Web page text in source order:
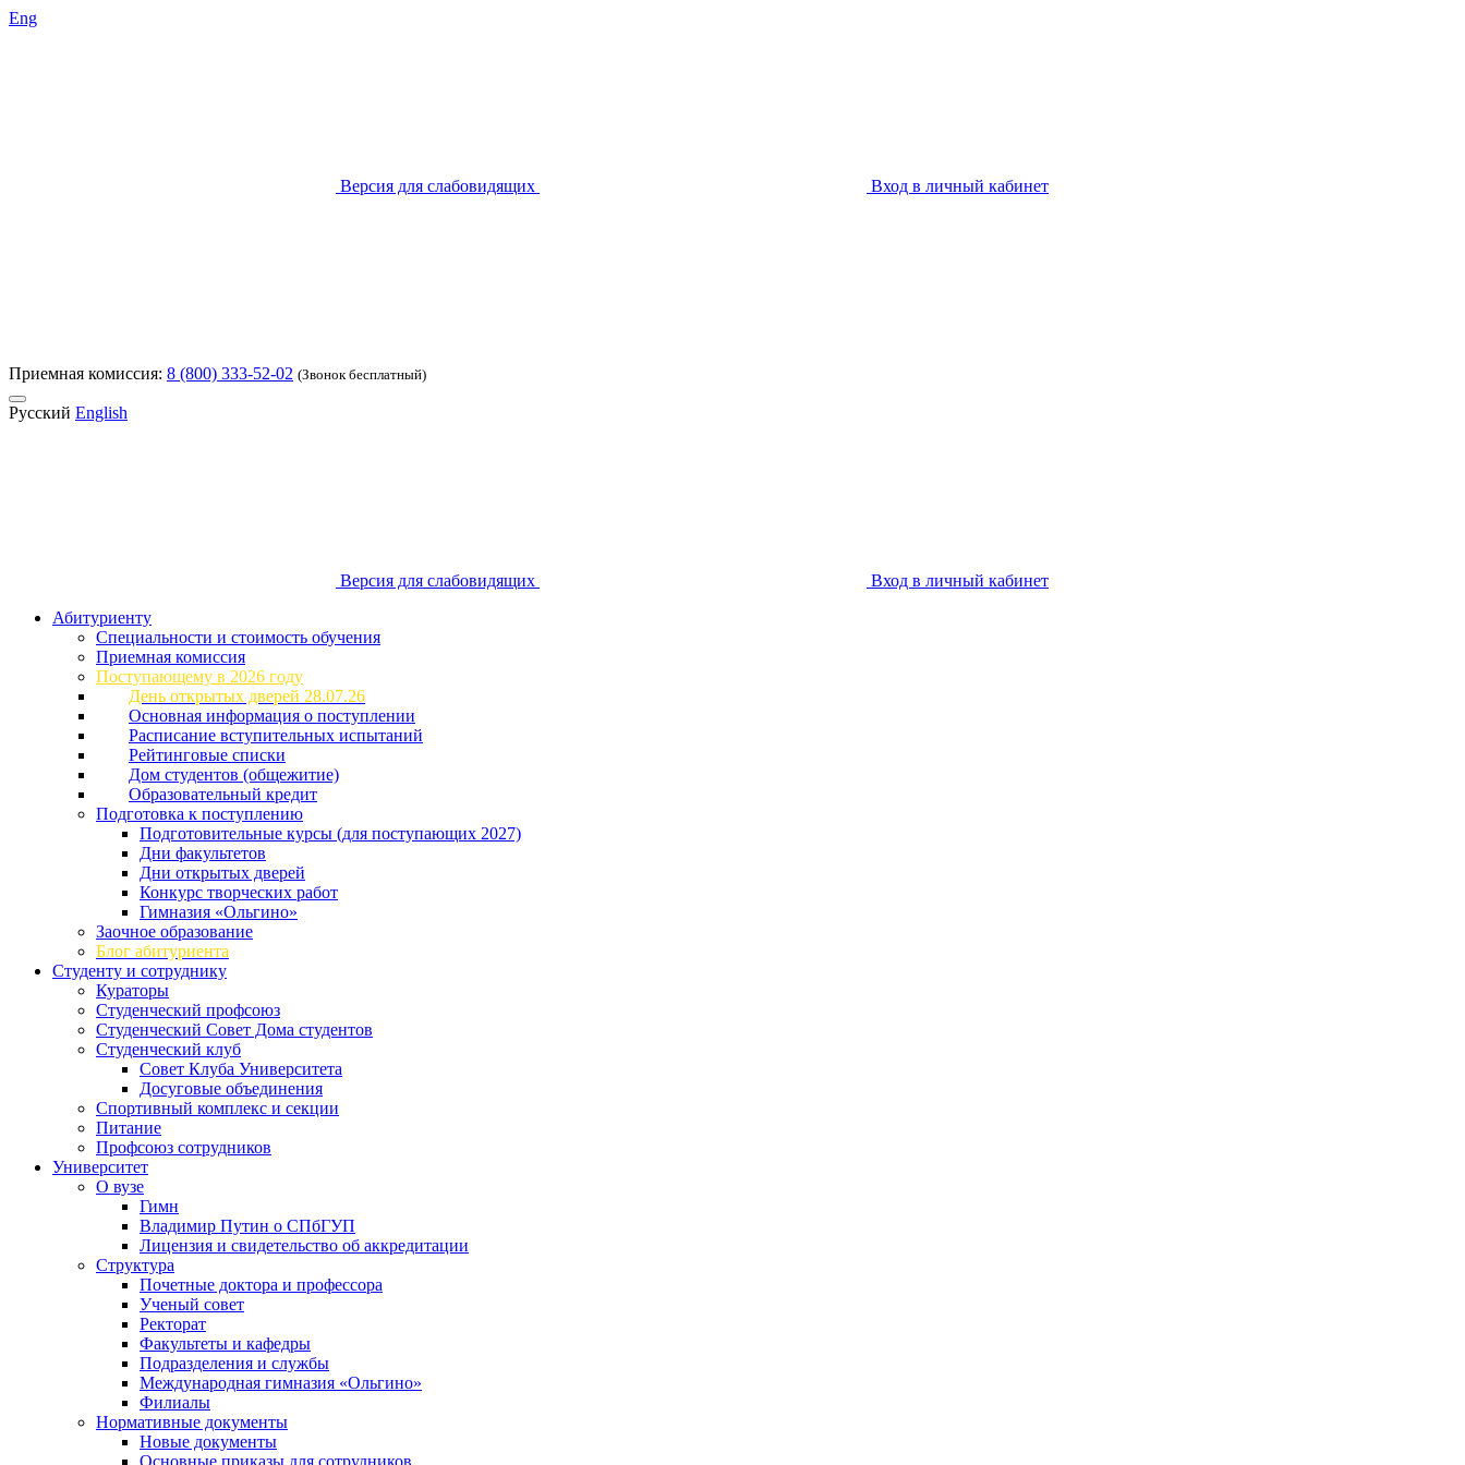
Eng
Версия для слабовидящих Вход в личный кабинет
Приемная комиссия: 8 (800) 333-52-02 (Звонок бесплатный)
Русский English
Версия для слабовидящих
Вход в личный кабинет
Абитуриенту
Специальности и стоимость обучения
Приемная комиссия
Поступающему в 2026 году
День открытых дверей 28.07.26
Основная информация о поступлении
Расписание вступительных испытаний
Рейтинговые списки
Дом студентов (общежитие)
Образовательный кредит
Подготовка к поступлению
Подготовительные курсы (для поступающих 2027)
Дни факультетов
Дни открытых дверей
Конкурс творческих работ
Гимназия «Ольгино»
Заочное образование
Блог абитуриента
Студенту и сотруднику
Кураторы
Студенческий профсоюз
Студенческий Совет Дома студентов
Студенческий клуб
Совет Клуба Университета
Досуговые объединения
Спортивный комплекс и секции
Питание
Профсоюз сотрудников
Университет
О вузе
Гимн
Владимир Путин о СПбГУП
Лицензия и свидетельство об аккредитации
Структура
Почетные доктора и профессора
Ученый совет
Ректорат
Факультеты и кафедры
Подразделения и службы
Международная гимназия «Ольгино»
Филиалы
Нормативные документы
Новые документы
Основные приказы для сотрудников